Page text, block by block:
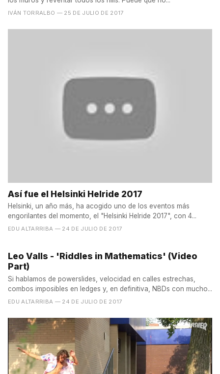
IVÁN TORRALBO — 25 DE JULIO DE 2017
Así fue el Helsinki Helride 2017
Helsinki, un año más, ha acogido uno de los eventos más
engorilantes del momento, el "Helsinki Helride 2017", con 4...
EDU ALTARRIBA — 24 DE JULIO DE 2017
Leo Valls - 'Riddles in Mathematics' (Video
Part)
Si hablamos de powerslides, velocidad en calles estrechas,
combos imposibles en ledges y, en definitiva, NBDs con mucho...
EDU ALTARRIBA — 24 DE JULIO DE 2017